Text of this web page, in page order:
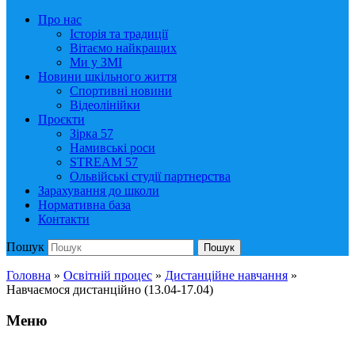
Про нас
Історія та традиції
Вітаємо найкращих
Ми у ЗМІ
Новини шкільного життя
Спортивні новини
Відеолінійки
Проєкти
Зірка 57
Намивські роси
STREAM 57
Ольвійські студії партнерства
Зарахування до школи
Нормативна база
Контакти
Пошук Пошук
Головна » Освітній процес » Дистанційне навчання »
Навчаємося дистанційно (13.04-17.04)
Меню